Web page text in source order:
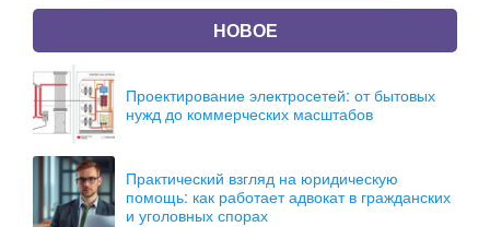
НОВОЕ
Проектирование электросетей: от бытовых
нужд до коммерческих масштабов
Практический взгляд на юридическую
помощь: как работает адвокат в гражданских
и уголовных спорах